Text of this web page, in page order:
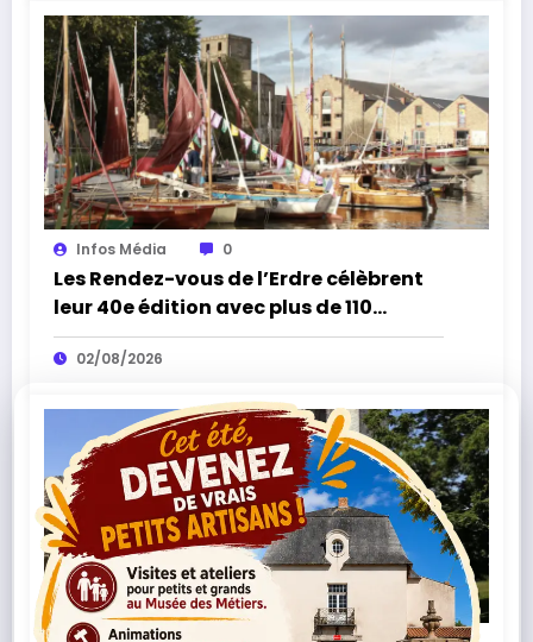
Infos Média 0
Les Rendez-vous de l’Erdre célèbrent
leur 40e édition avec plus de 110
concerts
02/08/2026